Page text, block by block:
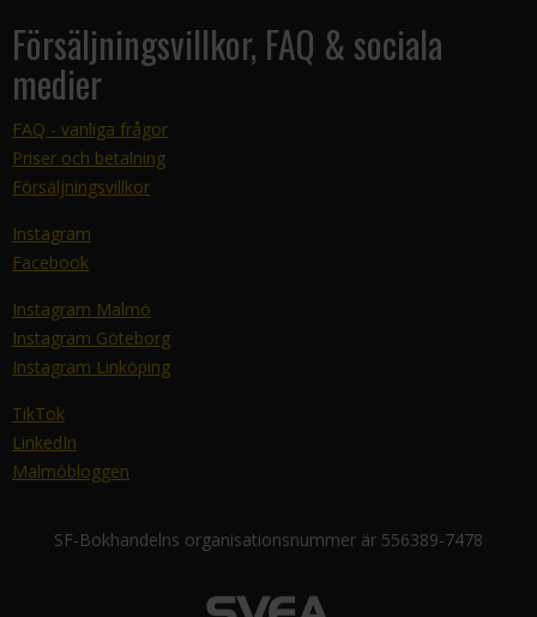
Försäljningsvillkor, FAQ & sociala
medier
FAQ - vanliga frågor
Priser och betalning
Försäljningsvillkor
Instagram
Facebook
Instagram Malmö
Instagram Göteborg
Instagram Linköping
TikTok
LinkedIn
Malmöbloggen
SF-Bokhandelns organisationsnummer är 556389-7478